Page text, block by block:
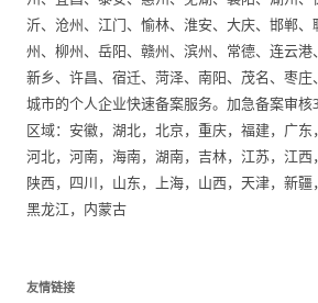
沂、沧州、江门、愉林、淮安、大庆、邯郸
州、柳州、岳阳、赣州、滨州、常德、连云港
新乡、许昌、宿迁、菏泽、南阳、茂名、枣
城市的个人企业快速备案服务。加急备案审
区域：安徽，湖北，北京，重庆，福建，广东
河北，河南，海南，湖南，吉林，江苏，江西
陕西，四川，山东，上海，山西，天津，新疆
黑龙江，内蒙古
友情链接